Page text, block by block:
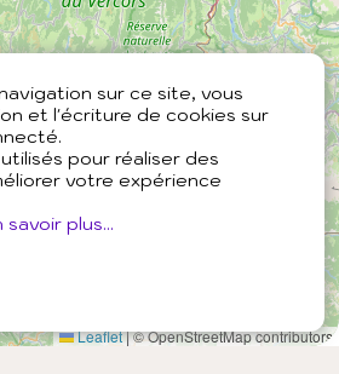
sur ce site, vous
et l'écriture de cookies sur
pour réaliser des
votre expérience
plus...
Leaflet|© OpenStreetMap contributors